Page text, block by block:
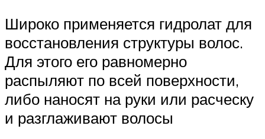
Широко применяется гидролат для
восстановления структуры волос.
Для этого его равномерно
распыляют по всей поверхности,
либо наносят на руки или расческу
и разглаживают волосы